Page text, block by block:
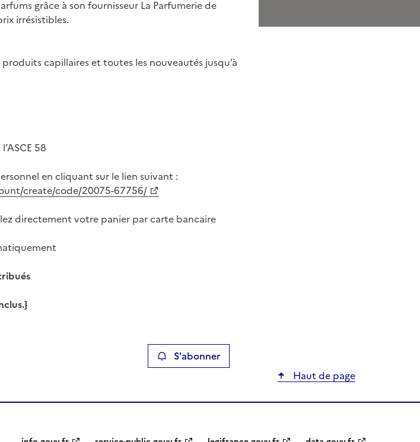
grâce à son fournisseur La Parfumerie de
irrésistibles.
capillaires et toutes les nouveautés jusqu’à
58
en cliquant sur le lien suivant :
create/code/20075-67756/
directement votre panier par carte bancaire
}
lien de la page dans le presse-papier S'abonner
Haut de page